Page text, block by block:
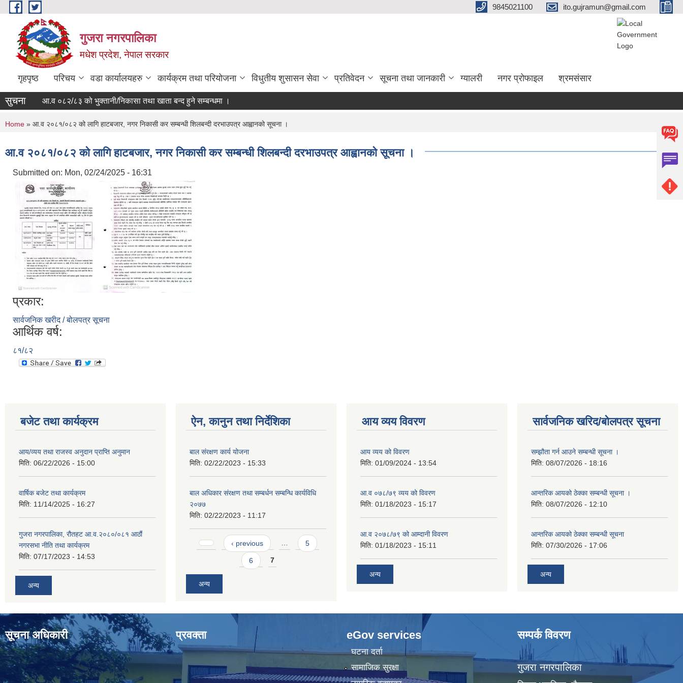
Skip to main content 9845021100 ito.gujramun@gmail.com
गुजरा नगरपालिका
मधेश प्रदेश, नेपाल सरकार
गृहपृष्ठ परिचय वडा कार्यालयहरु कार्यक्रम तथा परियोजना विधुतीय शुसासन सेवा प्रतिवेदन सूचना तथा जानकारी ग्यालरी नगर प्रोफाइल श्रमसंसार
सुचना आ.व ०८२/८३ को भु्क्तानी/निकासा तथा खाता बन्द हुने सम्बन्धमा ।
You are here
Home » आ.व २०८१/०८२ को लागि हाटबजार, नगर निकासी कर सम्बन्धी शिलबन्दी दरभाउपत्र आह्वानको सूचना ।
आ.व २०८१/०८२ को लागि हाटबजार, नगर निकासी कर सम्बन्धी शिलबन्दी दरभाउपत्र आह्वानको सूचना ।
Submitted on: Mon, 02/24/2025 - 16:31
प्रकार:
सार्वजनिक खरीद / बोलपत्र सूचना
आर्थिक वर्ष:
८१/८२
बजेट तथा कार्यक्रम
आय/व्यय तथा राजस्व अनुदान प्राप्ति अनुमान
मिति: 06/22/2026 - 15:00
वार्षिक बजेट तथा कार्यक्रम
मिति: 11/14/2025 - 16:27
गुजरा नगरपालिका, रौतहट आ.व.२०८०/०८१ आठौं
नगरसभा नीति तथा कार्यक्रम
मिति: 07/17/2023 - 14:53
अन्य
ऐन, कानुन तथा निर्देशिका
बाल संरक्षण कार्य योजना
मिति: 02/22/2023 - 15:33
बाल अधिकार संरक्षण तथा सम्बर्धन सम्बन्धि कार्यविधि
२०७७
मिति: 02/22/2023 - 11:17
Pages ‹ previous … 5
6 7
अन्य
आय व्यय विवरण
आय व्यय को विवरण
मिति: 01/09/2024 - 13:54
आ.व ०७८/७९ व्यय को विवरण
मिति: 01/18/2023 - 15:17
आ.व २०७८/७९ को आम्दानी विवरण
मिति: 01/18/2023 - 15:11
अन्य
सार्वजनिक खरिद/बोलपत्र सूचना
सम्झौता गर्न आउने सम्बन्धी सूचना ।
मिति: 08/07/2026 - 18:16
आन्तरिक आयको ठेक्का सम्बन्धी सूचना ।
मिति: 08/07/2026 - 12:10
आन्तरिक आयको ठेक्का सम्बन्धी सूचना
मिति: 07/30/2026 - 17:06
अन्य
सूचना अधिकारी प्रवक्ता eGov services
घटना दर्ता
सामाजिक सुरक्षा
सम्पर्क विवरण
गुजरा नगरपालिका